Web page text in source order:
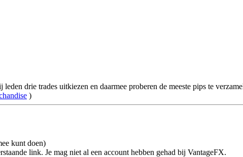
drie trades uitkiezen en daarmee proberen de meeste pips te
)
kunt doen)
link. Je mag niet al een account hebben gehad bij VantageFX.